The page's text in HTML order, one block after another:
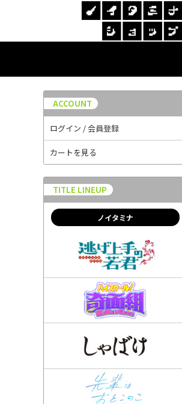
ACCOUNT
ログイン / 会員登録
カートを見る
TITLE LINEUP
ノイタミナ